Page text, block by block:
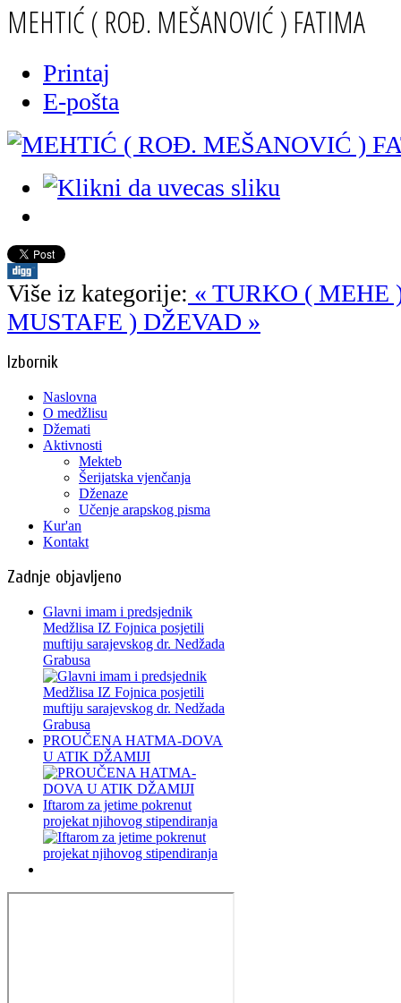
MEHTIĆ ( ROĐ. MEŠANOVIĆ ) FATIMA
Printaj
E-pošta
Više iz kategorije: « TURKO ( MEHE
MUSTAFE ) DŽEVAD »
Izbornik
Naslovna
O medžlisu
Džemati
Aktivnosti
Mekteb
Šerijatska vjenčanja
Dženaze
Učenje arapskog pisma
Kur'an
Kontakt
Zadnje objavljeno
Glavni imam i predsjednik
Medžlisa IZ Fojnica posjetili
muftiju sarajevskog dr. Nedžada
Grabusa
PROUČENA HATMA-DOVA
U ATIK DŽAMIJI
Iftarom za jetime pokrenut
projekat njihovog stipendiranja